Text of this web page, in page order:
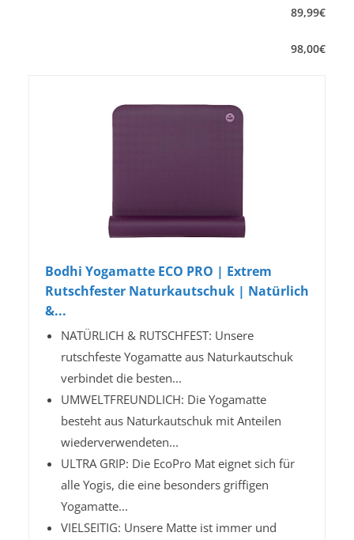
89,99€
98,00€
Bodhi Yogamatte ECO PRO | Extrem
Rutschfester Naturkautschuk | Natürlich
&...
NATÜRLICH & RUTSCHFEST: Unsere
rutschfeste Yogamatte aus Naturkautschuk
verbindet die besten...
UMWELTFREUNDLICH: Die Yogamatte
besteht aus Naturkautschuk mit Anteilen
wiederverwendeten...
ULTRA GRIP: Die EcoPro Mat eignet sich für
alle Yogis, die eine besonders griffigen
Yogamatte...
VIELSEITIG: Unsere Matte ist immer und